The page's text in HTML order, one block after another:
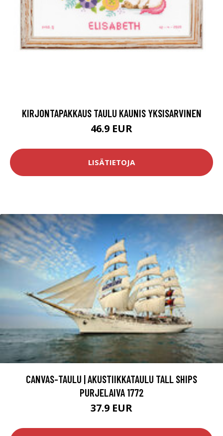
KIRJONTAPAKKAUS TAULU KAUNIS YKSISARVINEN
46.9 EUR
LISÄTIETOJA
CANVAS-TAULU | AKUSTIIKKATAULU TALL SHIPS
PURJELAIVA 1772
37.9 EUR